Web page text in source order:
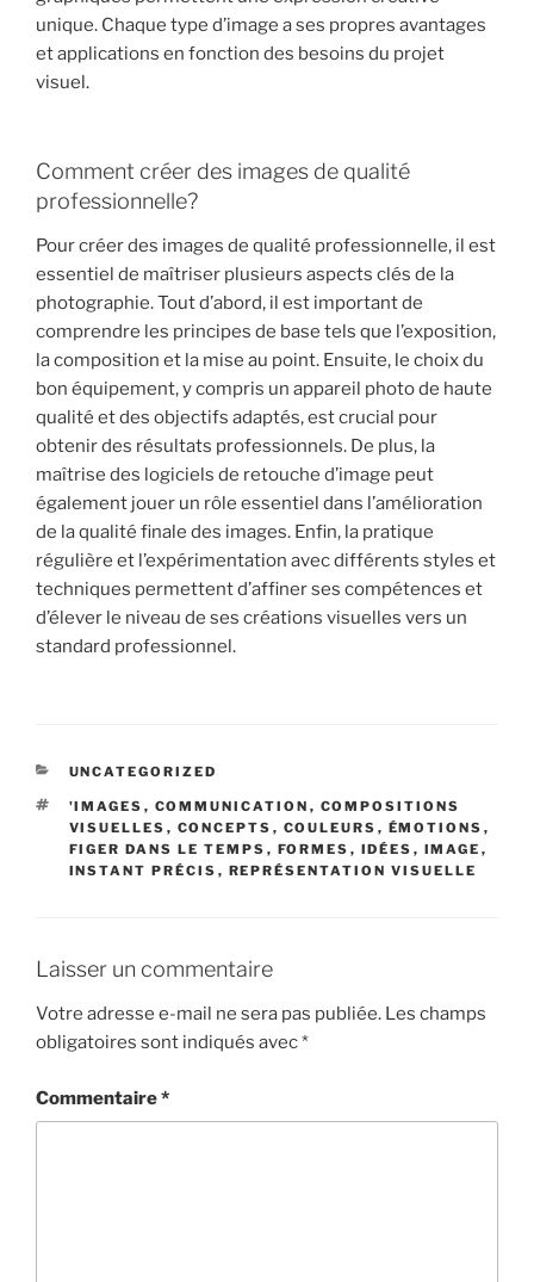
unique. Chaque type d’image a ses propres avantages
et applications en fonction des besoins du projet
visuel.
Comment créer des images de qualité
professionnelle?
Pour créer des images de qualité professionnelle, il est
essentiel de maîtriser plusieurs aspects clés de la
photographie. Tout d’abord, il est important de
comprendre les principes de base tels que l’exposition,
la composition et la mise au point. Ensuite, le choix du
bon équipement, y compris un appareil photo de haute
qualité et des objectifs adaptés, est crucial pour
obtenir des résultats professionnels. De plus, la
maîtrise des logiciels de retouche d’image peut
également jouer un rôle essentiel dans l’amélioration
de la qualité finale des images. Enfin, la pratique
régulière et l’expérimentation avec différents styles et
techniques permettent d’affiner ses compétences et
d’élever le niveau de ses créations visuelles vers un
standard professionnel.
CATÉGORIES
UNCATEGORIZED
ÉTIQUETTES
'IMAGES , COMMUNICATION , COMPOSITIONS
VISUELLES , CONCEPTS , COULEURS , ÉMOTIONS ,
FIGER DANS LE TEMPS , FORMES , IDÉES , IMAGE ,
INSTANT PRÉCIS , REPRÉSENTATION VISUELLE
Laisser un commentaire
Votre adresse e-mail ne sera pas publiée. Les champs
obligatoires sont indiqués avec*
Commentaire*